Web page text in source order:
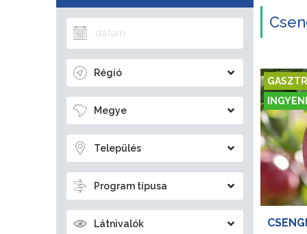
Régió
Megye
Település
Program típusa
Látnivalók